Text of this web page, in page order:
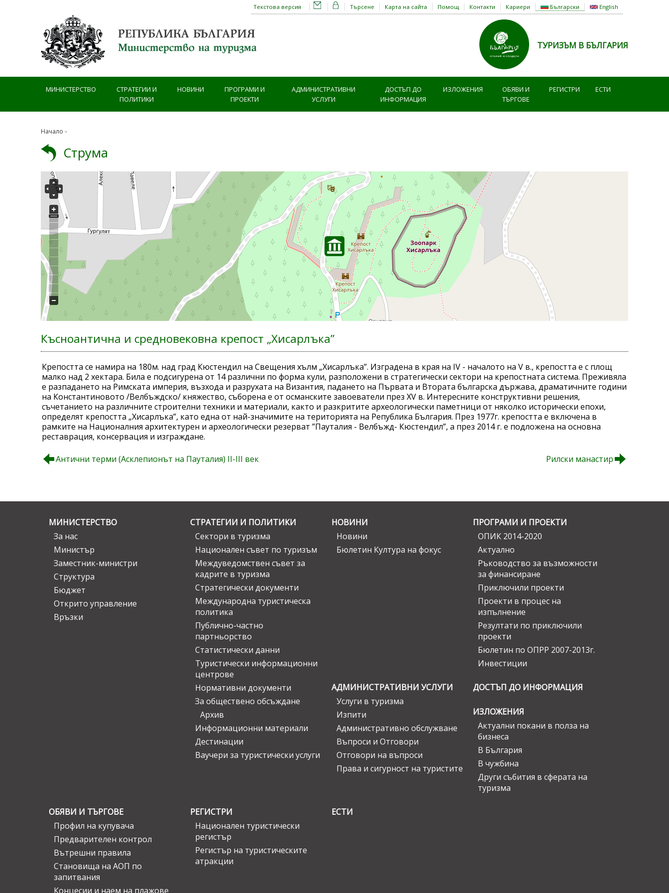
Български English
Търсене Карта на сайта Помощ Контакти Кариери
Текстова версия
ТУРИЗЪМ В БЪЛГАРИЯ
МИНИСТЕРСТВО
СТРАТЕГИИ И
ПОЛИТИКИ
НОВИНИ
ПРОГРАМИ И
ПРОЕКТИ
АДМИНИСТРАТИВНИ
УСЛУГИ
ДОСТЪП ДО
ИНФОРМАЦИЯ
ИЗЛОЖЕНИЯ
ОБЯВИ И
ТЪРГОВЕ
РЕГИСТРИ ЕСТИ
Начало
Струма
Късноантична и средновековна крепост „Хисарлъка”
Крепостта се намира на 180м. над град Кюстендил на Свещения хълм „Хисарлъка”. Изградена в края на IV - началото на V в., крепостта е с площ
малко над 2 хектара. Била е подсигурена от 14 различни по форма кули, разположени в стратегически сектори на крепостната система. Преживяла
е разпадането на Римската империя, възхода и разрухата на Византия, падането на Първата и Втората българска държава, драматичните години
на Константиновото /Велбъждско/ княжество, съборена е от османските завоеватели през XV в. Интересните конструктивни решения,
съчетанието на различните строителни техники и материали, както и разкритите археологически паметници от няколко исторически епохи,
определят крепостта „Хисарлъка”, като една от най-значимите на територията на Република България. През 1977г. крепостта е включена в
рамките на Националния архитектурен и археологически резерват ”Пауталия - Велбъжд- Кюстендил”, а през 2014 г. е подложена на основна
реставрация, консервация и изграждане.
Антични терми (Асклепионът на Пауталия) II-III век Рилски манастир
МИНИСТЕРСТВО
За нас
Министър
Заместник-министри
Структура
Бюджет
Открито управление
Връзки
СТРАТЕГИИ И ПОЛИТИКИ
Сектори в туризма
Национален съвет по туризъм
Междуведомствен съвет за
кадрите в туризма
Стратегически документи
Международна туристическа
политика
Публично-частно
партньорство
Статистически данни
Туристически информационни
центрове
Нормативни документи
За обществено обсъждане
Архив
Информационни материали
Дестинации
Ваучери за туристически услуги
НОВИНИ
Новини
Бюлетин Култура на фокус
ПРОГРАМИ И ПРОЕКТИ
ОПИК 2014-2020
Актуално
Ръководство за възможности
за финансиране
Приключили проекти
Проекти в процес на
изпълнение
Резултати по приключили
проекти
Бюлетин по ОПРР 2007-2013г.
Инвестиции
АДМИНИСТРАТИВНИ УСЛУГИ
Услуги в туризма
Изпити
Административно обслужване
Въпроси и Отговори
Отговори на въпроси
Права и сигурност на туристите
ДОСТЪП ДО ИНФОРМАЦИЯ
ИЗЛОЖЕНИЯ
Актуални покани в полза на
бизнеса
В България
В чужбина
Други събития в сферата на
туризма
ОБЯВИ И ТЪРГОВЕ
Профил на купувача
Предварителен контрол
Вътрешни правила
Становища на АОП по
запитвания
Концесии и наем на плажове
РЕГИСТРИ
Национален туристически
регистър
Регистър на туристическите
атракции
ЕСТИ